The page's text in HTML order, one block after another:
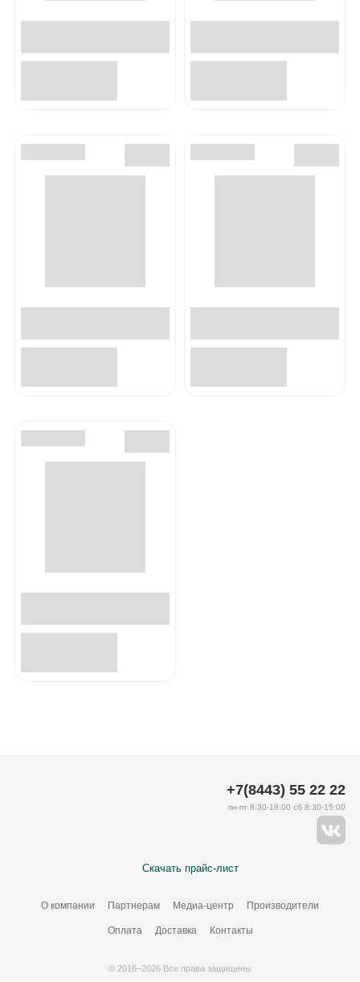
Скачать прайс-лист
О компании Партнерам Медиа-центр Производители
Оплата Доставка Контакты
+7(8443) 55 22 22
пн-пт 8:30-18:00 сб 8:30-15:00
© 2016–2026 Все права защищены